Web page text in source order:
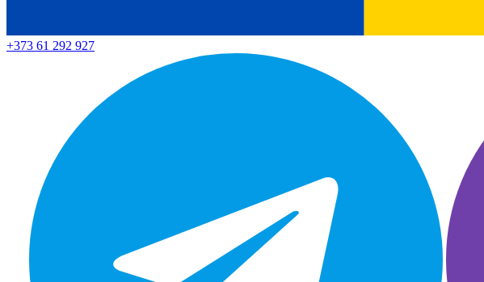
+373 61 292 927